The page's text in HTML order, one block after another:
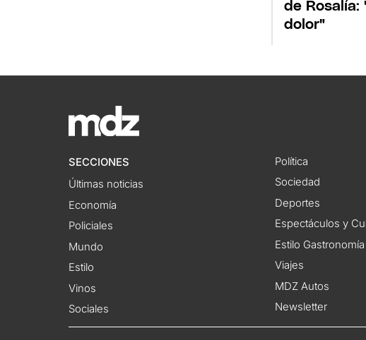
de Rosalía:
dolor"
SECCIONES
Últimas noticias
Economía
Policiales
Mundo
Estilo
Vinos
Sociales
Política
Sociedad
Deportes
Espectáculos y
Estilo Gastronomía
Viajes
MDZ Autos
Newsletter